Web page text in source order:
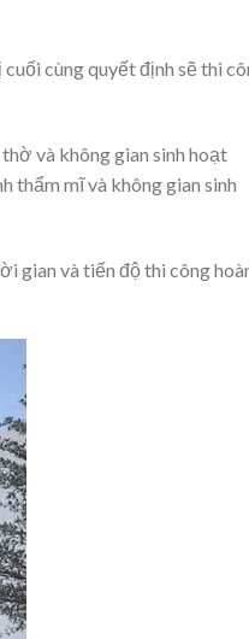
cùng quyết định sẽ thi
và không gian sinh hoạt
thẩm mĩ và không gian sinh
gian và tiến độ thi công